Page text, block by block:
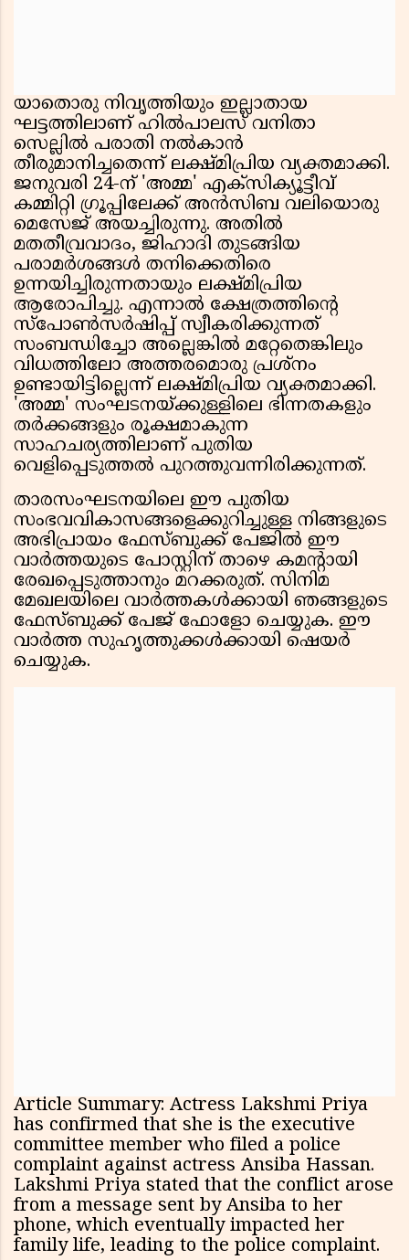
യാതൊരു നിവൃത്തിയും ഇല്ലാതായ
ഘട്ടത്തിലാണ് ഹിൽപാലസ് വനിതാ
സെല്ലിൽ പരാതി നൽകാൻ
തീരുമാനിച്ചതെന്ന് ലക്ഷ്മിപ്രിയ വ്യക്തമാക്കി.
ജനുവരി 24-ന് 'അമ്മ' എക്സിക്യൂട്ടീവ്
കമ്മിറ്റി ഗ്രൂപ്പിലേക്ക് അൻസിബ വലിയൊരു
മെസേജ് അയച്ചിരുന്നു. അതിൽ
മതതീവ്രവാദം, ജിഹാദി തുടങ്ങിയ
പരാമർശങ്ങൾ തനിക്കെതിരെ
ഉന്നയിച്ചിരുന്നതായും ലക്ഷ്മിപ്രിയ
ആരോപിച്ചു. എന്നാൽ ക്ഷേത്രത്തിന്റെ
സ്പോൺസർഷിപ്പ് സ്വീകരിക്കുന്നത്
സംബന്ധിച്ചോ അല്ലെങ്കിൽ മറ്റേതെങ്കിലും
വിധത്തിലോ അത്തരമൊരു പ്രശ്നം
ഉണ്ടായിട്ടില്ലെന്ന് ലക്ഷ്മിപ്രിയ വ്യക്തമാക്കി.
'അമ്മ' സംഘടനയ്ക്കുള്ളിലെ ഭിന്നതകളും
തർക്കങ്ങളും രൂക്ഷമാകുന്ന
സാഹചര്യത്തിലാണ് പുതിയ
വെളിപ്പെടുത്തൽ പുറത്തുവന്നിരിക്കുന്നത്.
താരസംഘടനയിലെ ഈ പുതിയ
സംഭവവികാസങ്ങളെക്കുറിച്ചുള്ള നിങ്ങളുടെ
അഭിപ്രായം ഫേസ്ബുക്ക് പേജിൽ ഈ
വാർത്തയുടെ പോസ്റ്റിന് താഴെ കമന്റായി
രേഖപ്പെടുത്താനും മറക്കരുത്. സിനിമ
മേഖലയിലെ വാർത്തകൾക്കായി ഞങ്ങളുടെ
ഫേസ്ബുക്ക് പേജ് ഫോളോ ചെയ്യുക. ഈ
വാർത്ത സുഹൃത്തുക്കൾക്കായി ഷെയർ
ചെയ്യുക.
Article Summary: Actress Lakshmi Priya
has confirmed that she is the executive
committee member who filed a police
complaint against actress Ansiba Hassan.
Lakshmi Priya stated that the conflict arose
from a message sent by Ansiba to her
phone, which eventually impacted her
family life, leading to the police complaint.